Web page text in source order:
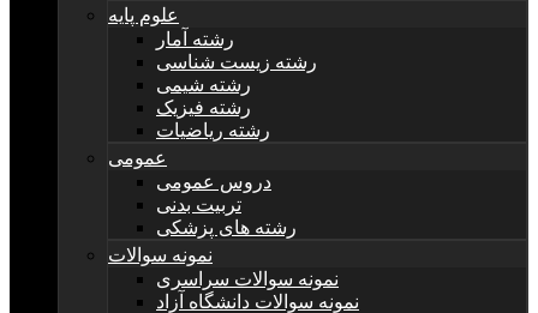
علوم پایه
رشته آمار
رشته زیست شناسی
رشته شیمی
رشته فیزیک
رشته ریاضیات
عمومی
دروس عمومی
تربیت بدنی
رشته های پزشکی
نمونه سوالات
نمونه سوالات سراسری
نمونه سوالات دانشگاه آزاد